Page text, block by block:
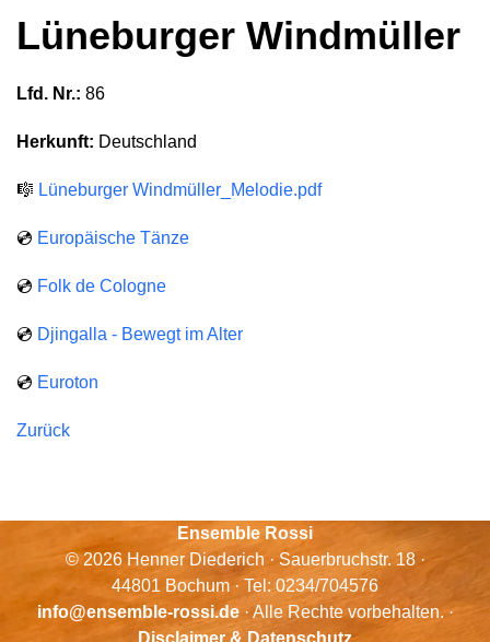
Lüneburger Windmüller
Lfd. Nr.: 86
Herkunft: Deutschland
🎼 Lüneburger Windmüller_Melodie.pdf
💿 Europäische Tänze
💿 Folk de Cologne
💿 Djingalla - Bewegt im Alter
💿 Euroton
Zurück
Ensemble Rossi
© 2026 Henner Diederich · Sauerbruchstr. 18 ·
44801 Bochum · Tel: 0234/704576
info@ensemble-rossi.de· Alle Rechte vorbehalten. ·
Disclaimer & Datenschutz